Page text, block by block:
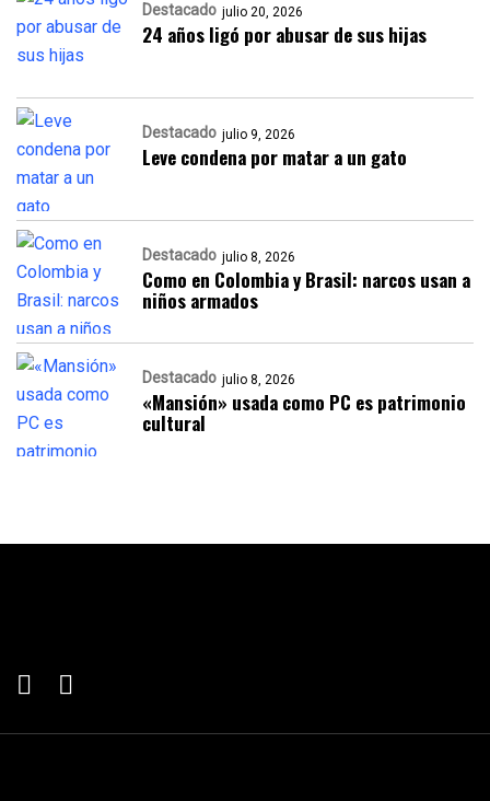
Destacado julio 20, 2026
24 años ligó por abusar de sus hijas
Destacado julio 9, 2026
Leve condena por matar a un gato
Destacado julio 8, 2026
Como en Colombia y Brasil: narcos usan a
niños armados
Destacado julio 8, 2026
«Mansión» usada como PC es patrimonio
cultural